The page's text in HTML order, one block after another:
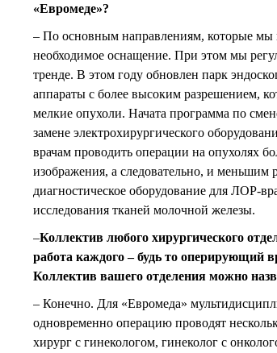
«Евромеде»?
– По основным направлениям, которые мы
необходимое оснащение. При этом мы
тренде. В этом году обновлен парк
аппараты с более высоким разрешением,
мелкие опухоли. Начата программа по
замене электрохирургического
врачам проводить операции на опухолях
изображения, а следовательно, и
диагностическое оборудование для ЛОР-
исследования тканей молочной железы.
–Коллектив любого хирургического
работа каждого – будь то оперирующий
Коллектив вашего отделения можно
– Конечно. Для «Евромеда»
одновременно операцию проводят
хирург с гинекологом, гинеколог с